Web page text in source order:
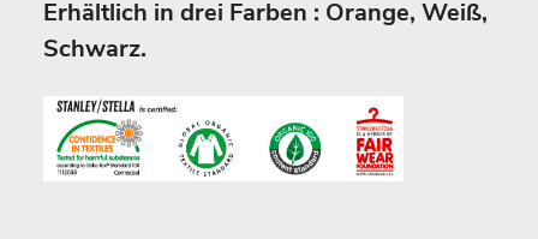
Erhältlich in drei Farben : Orange, Weiß,
Schwarz.